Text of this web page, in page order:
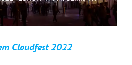
Cloudfest 2022